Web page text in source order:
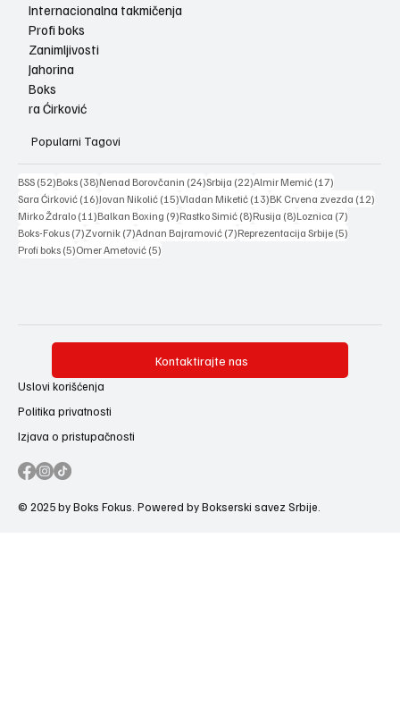
Internacionalna takmičenja
Profi boks
Zanimljivosti
Jahorina
Boks
ra Ćirković
Popularni Tagovi
BSS (52)52 posts
Boks (38)38 posts
Nenad Borovčanin (24)24 posts
Srbija (22)22 posts
Almir Memić (17)
Sara Ćirković (16)16 posts
Jovan Nikolić (15)15 posts
Vladan Miketić (13)13 posts
BK Crvena zvezda (12)
Mirko Ždralo (11)11 posts
Balkan Boxing (9)9 posts
Rastko Simić (8)8 posts
Rusija (8)8 posts
Loznica (7)
Boks-Fokus (7)7 posts
Zvornik (7)7 posts
Adnan Bajramović (7)7 posts
Reprezentacija Srbije (5)
Profi boks (5)5 posts
Omer Ametović (5)
Kontaktirajte nas
Uslovi korišćenja
Politika privatnosti
Izjava o pristupačnosti
© 2025 by Boks Fokus. Powered by Bokserski savez Srbije.